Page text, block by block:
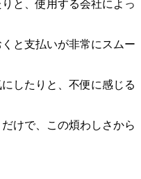
と、使用する会社によっ
と支払いが非常にスムー
したりと、不便に感じる
けで、この煩わしさから